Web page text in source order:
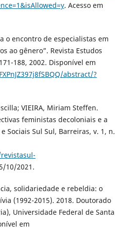
. Acesso em
o encontro de especialistas em
ao gênero”. Revista Estudos
188, 2002. Disponível em
abstract/?
VIEIRA, Miriam Steffen.
feministas decoloniais e a
Sociais Sul Sul, Barreiras, v. 1, n.
10/2021.
solidariedade e rebeldia: o
(1992-2015). 2018. Doutorado
Universidade Federal de Santa
em